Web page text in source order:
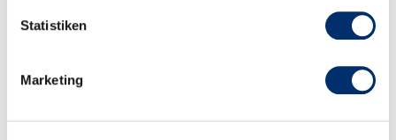
Statistiken
Marketing